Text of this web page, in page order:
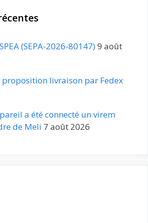
(SEPA-2026-80147)9 août
proposition livraison par Fedex
a été connecté un virem
de Meli 7 août 2026